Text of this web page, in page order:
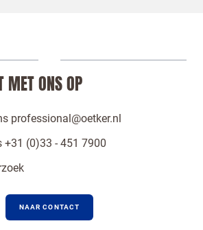
MET ONS OP
professional@oetker.nl
+31 (0)33 - 451 7900
NAAR CONTACT
VERSTUREN